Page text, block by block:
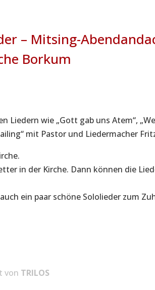
– Mitsing-
Borkum
Liedern wie „Gott gab uns Atem“,
mit Pastor und Liedermacher
in der Kirche. Dann können die
ein paar schöne Sololieder zum
von TRILOS